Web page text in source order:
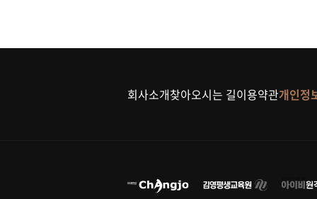
회사소개찾아오시는 길이용약관개인정